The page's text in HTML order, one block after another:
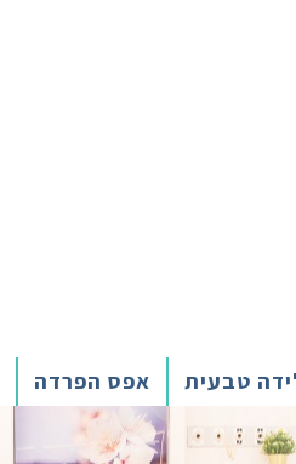
טבעית אפס הפרדה